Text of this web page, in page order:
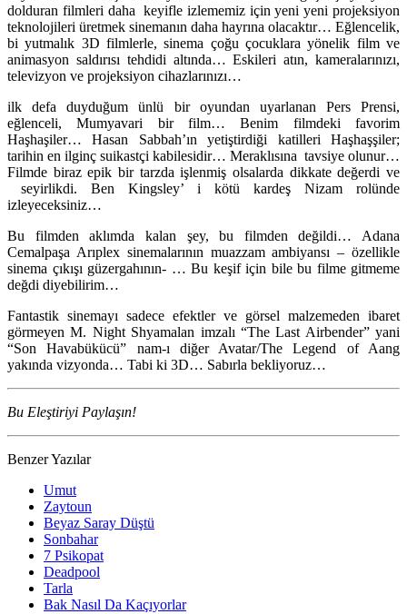
dolduran filmleri daha keyifle izlememiz için yeni yeni projeksiyon
teknolojileri üretmek sinemanın daha hayrına olacaktır… Eğlencelik,
bi yutmalık 3D filmlerle, sinema çoğu çocuklara yönelik film ve
animasyon saldırısı tehdidi altında… Eskileri atın, kameralarınızı,
televizyon ve projeksiyon cihazlarınızı…
ilk defa duyduğum ünlü bir oyundan uyarlanan Pers Prensi,
eğlenceli, Mumyavari bir film… Benim filmdeki favorim
Haşhaşiler… Hasan Sabbah’ın yetiştirdiği katilleri Haşhaşşiler;
tarihin en ilginç suikastçi kabilesidir… Meraklısına tavsiye olunur…
Filmde biraz epik bir tarzda işlenmiş olsalarda dikkate değerdi ve
seyirlikdi. Ben Kingsley’ i kötü kardeş Nizam rolünde
izleyeceksiniz…
Bu filmden aklımda kalan şey, bu filmden değildi… Adana
Cemalpaşa Arıplex sinemalarının muazzam ambiyansı – özellikle
sinema çıkışı güzergahının- … Bu keşif için bile bu filme gitmeme
değdi diyebilirim…
Fantastik sinemayı sadece efektler ve görsel malzemeden ibaret
görmeyen M. Night Shyamalan imzalı “The Last Airbender” yani
“Son Havabükücü” nam-ı diğer Avatar/The Legend of Aang
yakında vizyonda… Tabi ki 3D… Sabırla bekliyoruz…
Bu Eleştiriyi Paylaşın!
Benzer Yazılar
Umut
Zaytoun
Beyaz Saray Düştü
Sonbahar
7 Psikopat
Deadpool
Tarla
Bak Nasıl Da Kaçıyorlar